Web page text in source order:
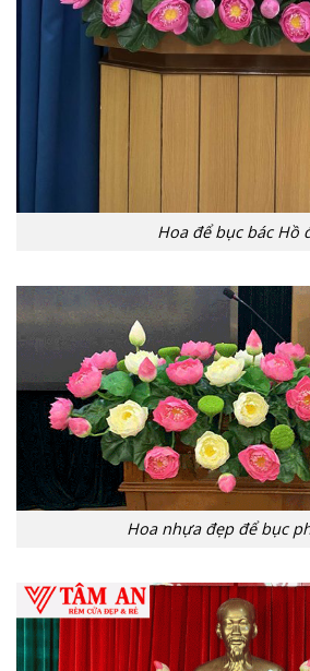
Hoa để bục bác Hồ
Hoa nhựa đẹp để bục